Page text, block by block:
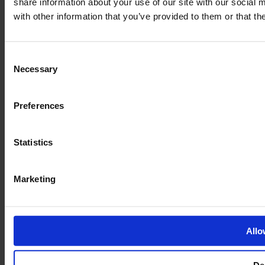
with other information that you’ve provided to them or that
Selection
Necessary
Preferences
Statistics
Marketing
mere om vores tanker om bæredygtig museumsdrift